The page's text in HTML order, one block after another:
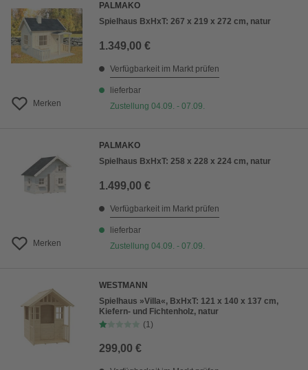
Merken
PALMAKO
Spielhaus BxHxT: 267 x 219 x 272 cm, natur
1.349,00 €
Verfügbarkeit im Markt prüfen
lieferbar
Zustellung 04.09. - 07.09.
Merken
PALMAKO
Spielhaus BxHxT: 258 x 228 x 224 cm, natur
1.499,00 €
Verfügbarkeit im Markt prüfen
lieferbar
Zustellung 04.09. - 07.09.
WESTMANN
Spielhaus »Villa«, BxHxT: 121 x 140 x 137 cm,
Kiefern- und Fichtenholz, natur
(1)
299,00 €